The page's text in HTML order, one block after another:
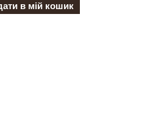
в мій кошик